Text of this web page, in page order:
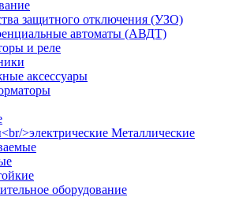
защитного отключения (УЗО)
автоматы (АВДТ)
и реле
аксессуары
Металлические
оборудование